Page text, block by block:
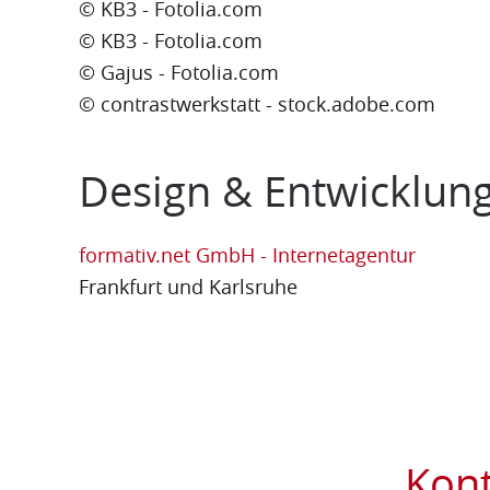
© KB3 - Fotolia.com
© KB3 - Fotolia.com
© Gajus - Fotolia.com
© contrastwerkstatt - stock.adobe.com
Design &
formativ.net GmbH - Internetagentur
Frankfurt und Karlsruhe